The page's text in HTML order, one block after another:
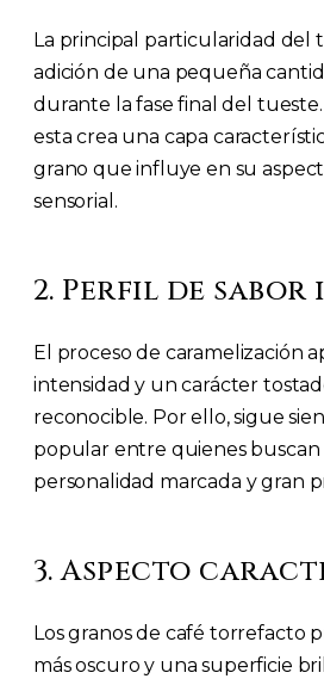
La principal particularidad del
adición de una pequeña
durante la fase final del tueste.
esta crea una capa
grano que influye en su
sensorial.
2. Perfil de sabor
El proceso de caramelización
intensidad y un carácter
reconocible. Por ello, sigue
popular entre quienes buscan
personalidad marcada y gran
3. Aspecto
Los granos de café torrefacto
más oscuro y una superficie